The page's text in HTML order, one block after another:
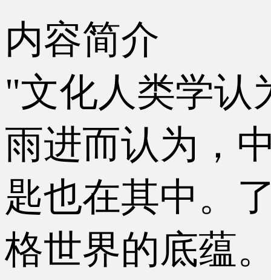
内容简介
"文化人类学认
雨进而认为，
匙也在其中。
格世界的底蕴